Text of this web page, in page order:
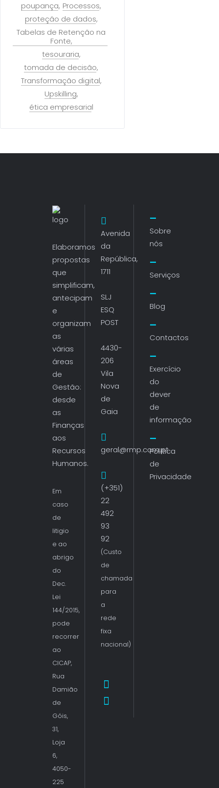
poupança Processos
proteção de dados
Tabelas de Retenção na
Fonte
tesouraria
tomada de decisão
Transformação digital
Upskilling
ética empresarial
Elaboramos
propostas
que
simplificam,
antecipam
e
organizam
as
várias
áreas
de
Gestão:
desde
as
Finanças
aos
Recursos
Humanos.
Em
caso
de
litigio
e ao
abrigo
do
Dec.
Lei
144/2015,
pode
recorrer
ao
CICAP,
Rua
Damião
de
Góis,
31,
Loja
6,
4050-
225
Avenida
da
República,
1711
SLJ
ESQ
POST
4430-
206
Vila
Nova
de
Gaia
geral@rmp.com.pt
(+351)
22
492
93
92
(Custo
de
chamada
para
a
rede
fixa
nacional)
Sobre
nós
Serviços
Blog
Contactos
Exercício
do
dever
de
informação
Política
de
Privacidade